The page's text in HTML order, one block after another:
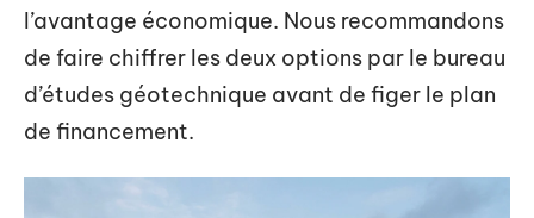
l’avantage économique. Nous recommandons
de faire chiffrer les deux options par le bureau
d’études géotechnique avant de figer le plan
de financement.